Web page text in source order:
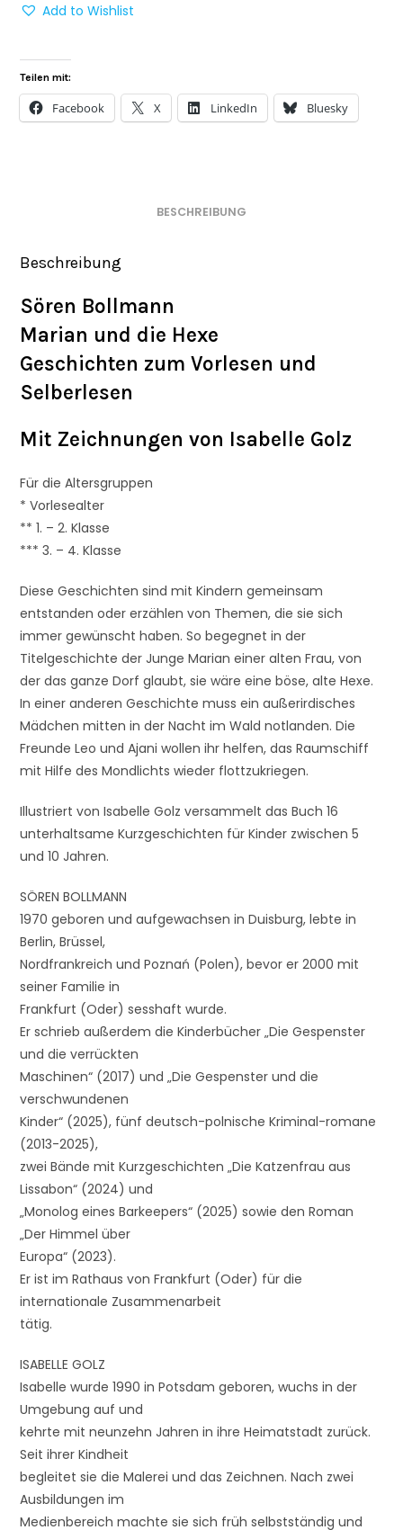
Add to Wishlist
Teilen mit:
Facebook X LinkedIn Bluesky
BESCHREIBUNG
Beschreibung
Sören Bollmann
Marian und die Hexe
Geschichten zum Vorlesen und
Selberlesen
Mit Zeichnungen von Isabelle Golz
Für die Altersgruppen
* Vorlesealter
** 1. – 2. Klasse
*** 3. – 4. Klasse
Diese Geschichten sind mit Kindern gemeinsam
entstanden oder erzählen von Themen, die sie sich
immer gewünscht haben. So begegnet in der
Titelgeschichte der Junge Marian einer alten Frau, von
der das ganze Dorf glaubt, sie wäre eine böse, alte Hexe.
In einer anderen Geschichte muss ein außerirdisches
Mädchen mitten in der Nacht im Wald notlanden. Die
Freunde Leo und Ajani wollen ihr helfen, das Raumschiff
mit Hilfe des Mondlichts wieder flottzukriegen.
Illustriert von Isabelle Golz versammelt das Buch 16
unterhaltsame Kurzgeschichten für Kinder zwischen 5
und 10 Jahren.
SÖREN BOLLMANN
1970 geboren und aufgewachsen in Duisburg, lebte in
Berlin, Brüssel,
Nordfrankreich und Poznań (Polen), bevor er 2000 mit
seiner Familie in
Frankfurt (Oder) sesshaft wurde.
Er schrieb außerdem die Kinderbücher „Die Gespenster
und die verrückten
Maschinen“ (2017) und „Die Gespenster und die
verschwundenen
Kinder“ (2025), fünf deutsch-polnische Kriminal-romane
(2013-2025),
zwei Bände mit Kurzgeschichten „Die Katzenfrau aus
Lissabon“ (2024) und
„Monolog eines Barkeepers“ (2025) sowie den Roman
„Der Himmel über
Europa“ (2023).
Er ist im Rathaus von Frankfurt (Oder) für die
internationale Zusammenarbeit
tätig.
ISABELLE GOLZ
Isabelle wurde 1990 in Potsdam geboren, wuchs in der
Umgebung auf und
kehrte mit neunzehn Jahren in ihre Heimatstadt zurück.
Seit ihrer Kindheit
begleitet sie die Malerei und das Zeichnen. Nach zwei
Ausbildungen im
Medienbereich machte sie sich früh selbstständig und